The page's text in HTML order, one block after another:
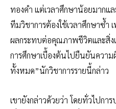
ทองคำ แต่เวลาศึกษาน้อยมากแ
ทีมวิชาการต้องใช้เวลาศึกษาซ้ำ
ผลกระทบต่อคุณภาพชีวิตและสิ่
การศึกษาเบื้องต้นไปยืนยันความ
ทั้งหมด”นักวิชาการรายนี้กล่าว
เขายังกล่าวด้วยว่า โดยทั่วไปกา